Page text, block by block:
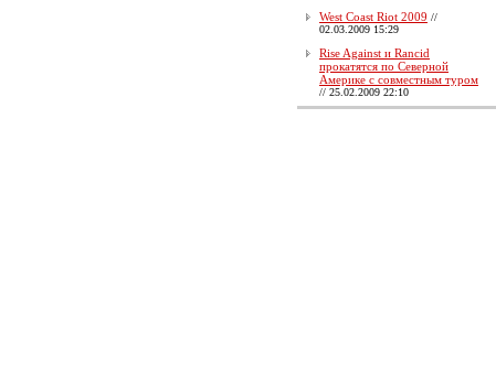
West Coast Riot 2009 //
02.03.2009 15:29
Rise Against и Rancid
прокатятся по Северной
Америке с совместным туром
// 25.02.2009 22:10